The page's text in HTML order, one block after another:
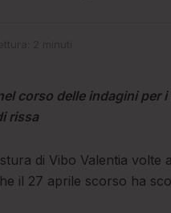
corso delle indagini per
rissa
di Vibo Valentia volte
il 27 aprile scorso ha